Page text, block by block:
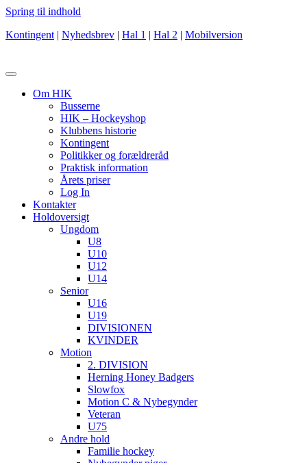
Spring til indhold
Kontingent | Nyhedsbrev | Hal 1 | Hal 2 | Mobilversion
Om HIK
Busserne
HIK – Hockeyshop
Klubbens historie
Kontingent
Politikker og forældreråd
Praktisk information
Årets priser
Log In
Kontakter
Holdoversigt
Ungdom
U8
U10
U12
U14
Senior
U16
U19
DIVISIONEN
KVINDER
Motion
2. DIVISION
Herning Honey Badgers
Slowfox
Motion C & Nybegynder
Veteran
U75
Andre hold
Familie hockey